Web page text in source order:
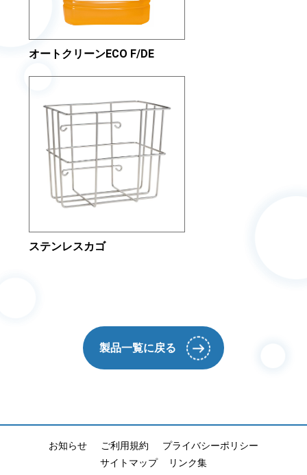
オートクリーンECO F/DE
ステンレスカゴ
製品一覧に戻る
お知らせ ご利用規約
プライバシーポリシー
サイトマップ
リンク集